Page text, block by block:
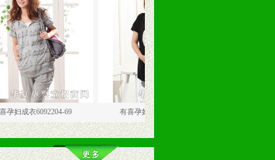
69 有喜孕妇成衣6092243-68